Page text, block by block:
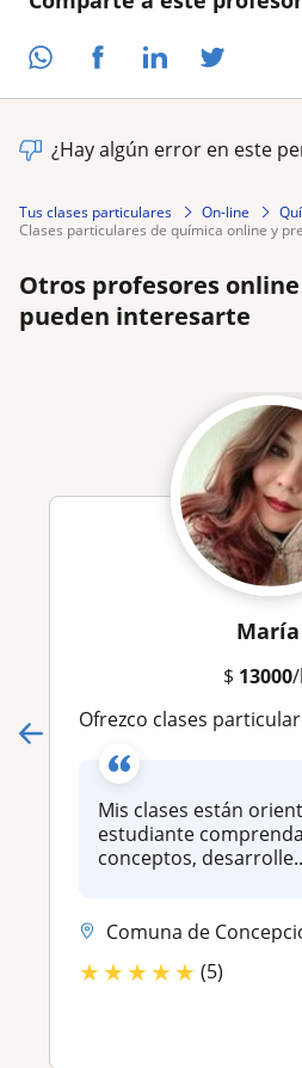
¿Hay algún error en este
Tus clases particulares On-line
clases particulares de química online y
Otros profesores
pueden interesarte
María
$ 13000
Ofrezco clases particulares de Química, Química Orgánica, Bioquímica
Mis clases están
estudiante
conceptos,
Comuna de
★★★★★ (5)